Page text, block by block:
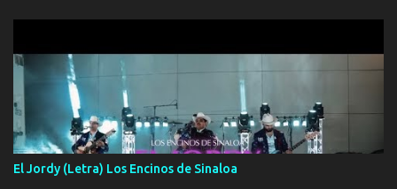
Música Amar me duele estoy rodeado de mujeres pero solo
quieren billetes y yo que solo ocupo verte Recuerdo echábamos
pasión en la troca tus labios besándome yo quitándote la ropa no
quiero que sea nunca con otra yo quiero llevarte a la Luna y si
quieres en ese momento te pido que seas mi esposa Chingada
madre no quiero dejar de tenerte no ayuda la p'uta loquera y al
chile quisiera ser menos de ti dependiente la pinche tristeza me
El Jordy (Letra) Los Encinos de Sinaloa